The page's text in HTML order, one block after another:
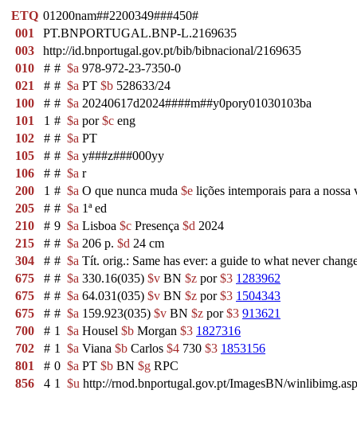
ETQ 01200nam##2200349###450#
001
PT.BNPORTUGAL.BNP-L.2169635
003
http://id.bnportugal.gov.pt/bib/bibnacional/2169635
010
# # $a 978-972-23-7350-0
021
# # $a PT $b 528633/24
100
# # $a 20240617d2024####m##y0pory01030103ba
101
1 # $a por$c eng
102
# # $a PT
105
# # $a y###z###000yy
106
# # $a r
200
1 # $a O que nunca muda $e lições intemporais para a
205
# # $a 1ª ed
210
# 9 $a Lisboa $c Presença $d 2024
215
# # $a 206 p. $d 24 cm
304
# # $a Tít. orig.: Same has ever: a guide to what never
675
# # $a 330.16(035) $v BN $z por$3 1283962
675
# # $a 64.031(035) $v BN $z por$3 1504343
675
# # $a 159.923(035) $v BN $z por$3 913621
700
# 1 $a Housel $b Morgan $3 1827316
702
# 1 $a Viana $b Carlos $4 730 $3 1853156
801
# 0 $a PT $b BN $g RPC
856
4 1 $u http://rnod.bnportugal.gov.pt/ImagesBN/